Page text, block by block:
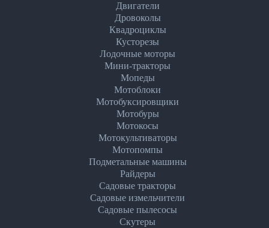
Двигатели
Дровоколы
Квадроциклы
Кусторезы
Лодочные моторы
Мини-тракторы
Мопеды
Мотоблоки
Мотобуксировщики
Мотобуры
Мотокосы
Мотокультиваторы
Мотопомпы
Подметальные машины
Райдеры
Садовые тракторы
Садовые измельчители
Садовые пылесосы
Скутеры